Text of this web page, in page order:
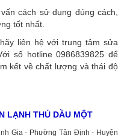
cách sử dụng đúng cách,
tốt nhất.
liên hệ với trung tâm sửa
số hotline 0986839825 để
kết về chất lượng và thái độ
LẠNH THỦ DẦU MỘT
Gia - Phường Tân Định - Huyện